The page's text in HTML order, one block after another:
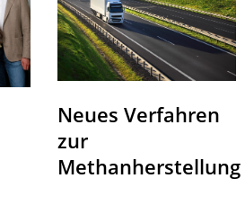
Neues Verfahren
zur
Methanherstellung